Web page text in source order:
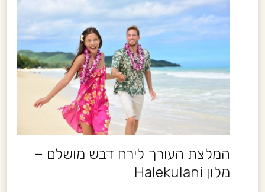
המלצת העורך לירח דבש מושלם –
מלון Halekulani